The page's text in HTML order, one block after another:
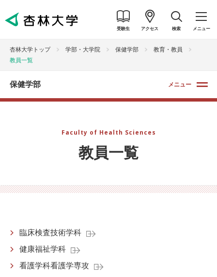
受験生 アクセス 検索 メニュー
杏林大学トップ 学部・大学院 保健学部
教育・教員
教員一覧
保健学部 メニュー
Faculty of Health Sciences
教員一覧
臨床検査技術学科
健康福祉学科
看護学科看護学専攻